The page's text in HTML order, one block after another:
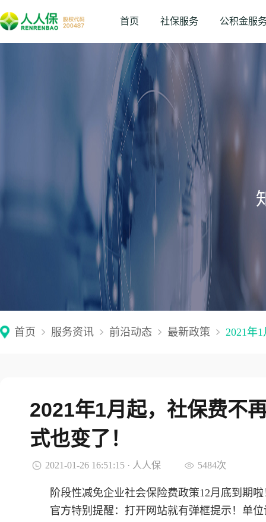
首页 社保服务 公积金服
首页 服务资讯 前沿动态 最新政策 2021年
2021年1月起，社保费不
式也变了！
2021-01-26 16:51:15 · 人人保 5484次
阶段性减免企业社会保险费政策12月底到期啦
官方特别提醒：打开网站就有弹框提示！单